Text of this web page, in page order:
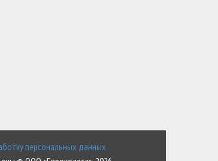
персональных данных